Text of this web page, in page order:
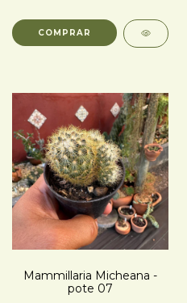
Mammillaria Micheana -
pote 07